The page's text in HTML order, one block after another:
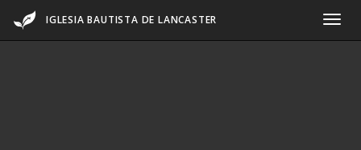
IGLESIA BAUTISTA DE LANCASTER